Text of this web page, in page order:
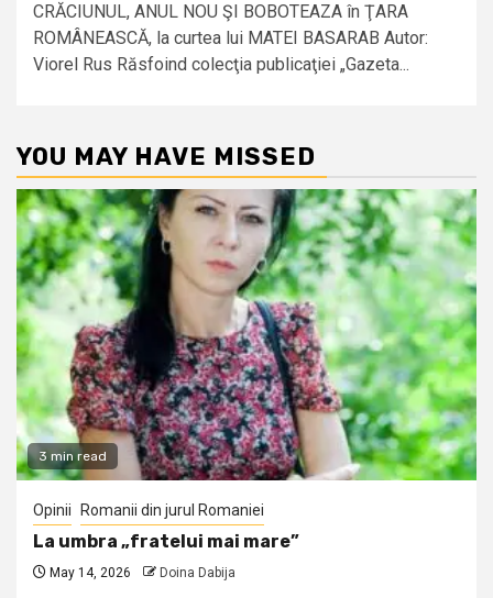
CRĂCIUNUL, ANUL NOU ŞI BOBOTEAZA în ŢARA
ROMÂNEASCĂ, la curtea lui MATEI BASARAB Autor:
Viorel Rus Răsfoind colecţia publicaţiei „Gazeta...
YOU MAY HAVE MISSED
3 min read
Opinii Romanii din jurul Romaniei
La umbra „fratelui mai mare”
May 14, 2026 Doina Dabija